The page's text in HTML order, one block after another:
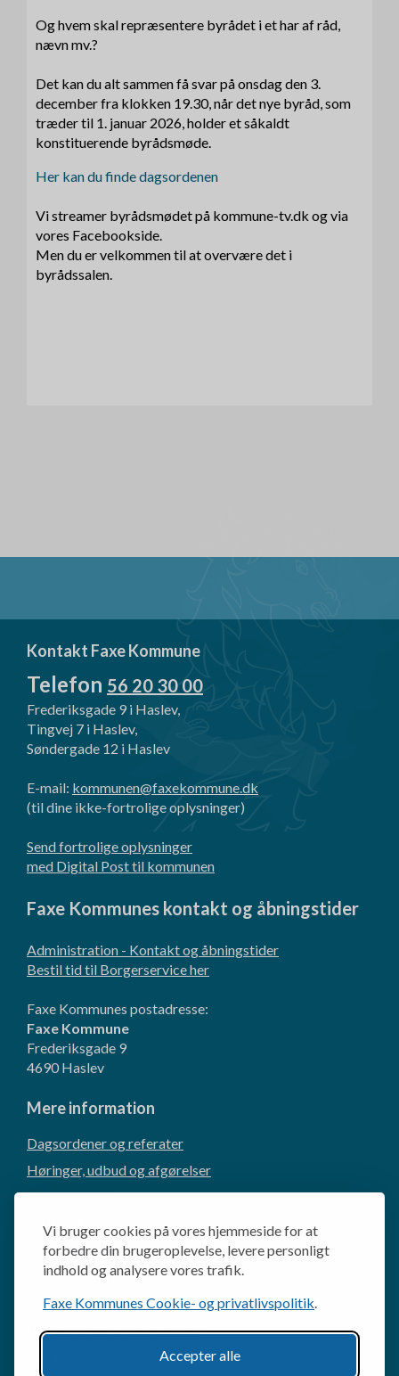
Vi bruger cookies på vores hjemmeside for at
forbedre din brugeroplevelse, levere personligt
indhold og analysere vores trafik.
Faxe Kommunes Cookie- og privatlivspolitik.
Accepter alle
Og hvem skal repræsentere byrådet i et har af råd,
nævn mv.?
Det kan du alt sammen få svar på onsdag den 3.
december fra klokken 19.30, når det nye byråd, som
træder til 1. januar 2026, holder et såkaldt
konstituerende byrådsmøde.
Her kan du finde dagsordenen
Vi streamer byrådsmødet på kommune-tv.dk og via
vores Facebookside.
Men du er velkommen til at overvære det i
byrådssalen.
Kontakt Faxe Kommune
Telefon 56 20 30 00
Frederiksgade 9 i Haslev,
Tingvej 7 i Haslev,
Søndergade 12 i Haslev
E-mail: kommunen@faxekommune.dk
(til dine ikke-fortrolige oplysninger)
Send fortrolige oplysninger
med Digital Post til kommunen
Faxe Kommunes kontakt og åbningstider
Administration - Kontakt og åbningstider
Bestil tid til Borgerservice her
Faxe Kommunes postadresse:
Faxe Kommune
Frederiksgade 9
4690 Haslev
Mere information
Dagsordener og referater
Høringer, udbud og afgørelser
Borgerforslag
CVR og EAN-numre
Kommunikation og presse
Cookie- og privatlivspolitik
Behandling af personoplysninger
Databeskyttelsesrådgiveren
Tilgængelighedserklæring